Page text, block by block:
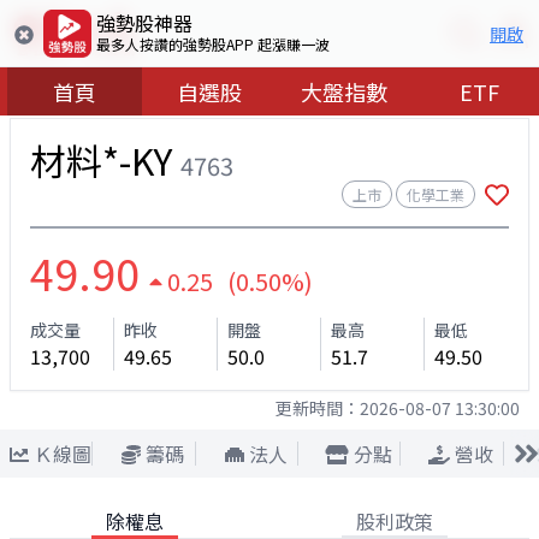
強勢股神器
最多人按讚的強勢股APP 起漲賺一波 開啟
首頁 自選股 大盤指數 ETF
材料*-KY 4763
上市 化學工業
49.90 0.25 (0.50%)
成交量
13,700
昨收
49.65
開盤
50.0
最高
51.7
最低
49.50
更新時間： 2026-08-07 13:30:00
Ｋ線圖 籌碼 法人 分點 營收
除權息 股利政策